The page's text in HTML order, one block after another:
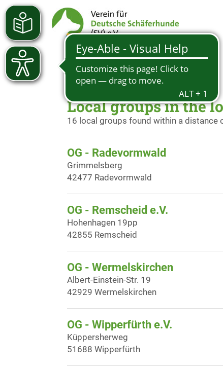
Local groups in the
16 local groups found within a distance
OG - Radevormwald
Grimmelsberg
42477 Radevormwald
OG - Remscheid e.V.
Hohenhagen 19pp
42855 Remscheid
OG - Wermelskirchen
Albert-Einstein-Str. 19
42929 Wermelskirchen
OG - Wipperfürth e.V.
Küppersherweg
51688 Wipperfürth